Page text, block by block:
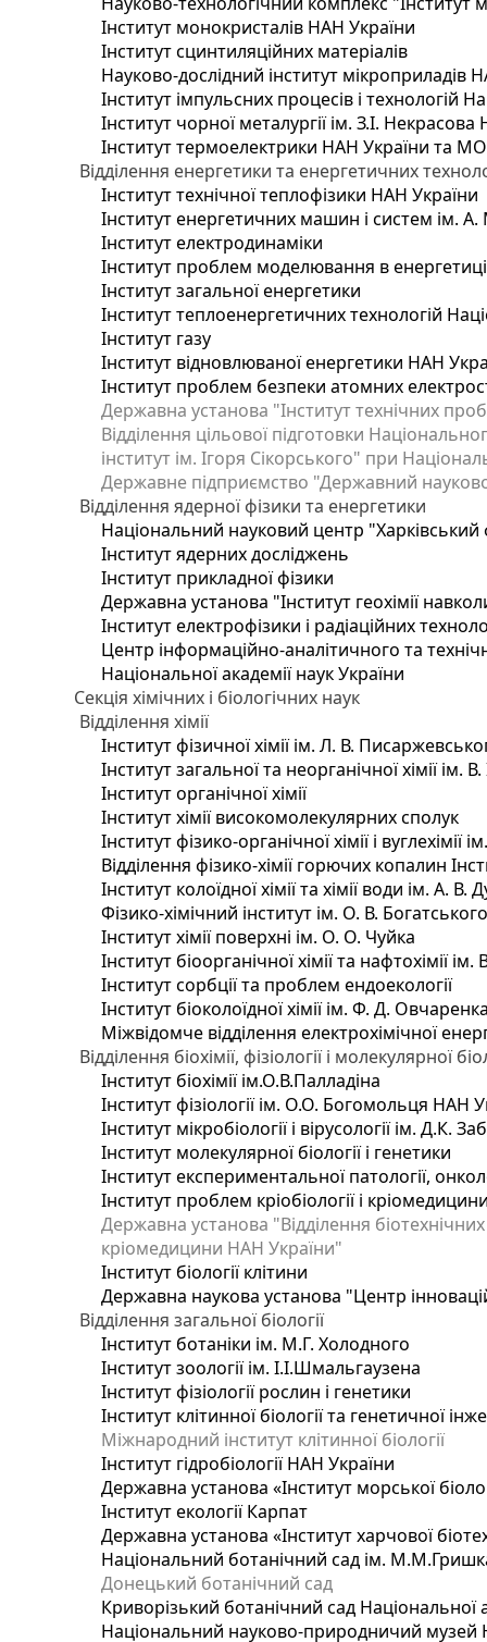
Інститут монокристалів НАН України
Інститут сцинтиляційних матеріалів
Науково-дослідний інститут мікроприладів
Інститут імпульсних процесів і технологій
Інститут чорної металургії ім. З.І.
Інститут термоелектрики НАН України та
Відділення енергетики та енергетичних
Інститут технічної теплофізики НАН України
Інститут енергетичних машин і систем ім.
Інститут електродинаміки
Інститут проблем моделювання в
Інститут загальної енергетики
Інститут теплоенергетичних технологій
Інститут газу
Інститут відновлюваної енергетики НАН
Інститут проблем безпеки атомних
Державна установа "Інститут технічних
Відділення цільової підготовки
інститут ім. Ігоря Сікорського" при
Державне підприємство "Державний
Відділення ядерної фізики та енергетики
Національний науковий центр "Харківський
Інститут ядерних досліджень
Інститут прикладної фізики
Державна установа "Інститут геохімії
Інститут електрофізики і радіаційних
Центр інформаційно-аналітичного та
Національної академії наук України
Секція хімічних і біологічних наук
Відділення хімії
Інститут фізичної хімії ім. Л. В.
Інститут загальної та неорганічної хімії ім.
Інститут органічної хімії
Інститут хімії високомолекулярних сполук
Інститут фізико-органічної хімії і
Відділення фізико-хімії горючих копалин
Інститут колоїдної хімії та хімії води ім. А.
Фізико-хімічний інститут ім. О. В.
Інститут хімії поверхні ім. О. О. Чуйка
Інститут біоорганічної хімії та нафтохімії
Інститут сорбції та проблем ендоекології
Інститут біоколоїдної хімії ім. Ф. Д.
Міжвідомче відділення електрохімічної
Відділення біохімії, фізіології і молекулярної
Інститут біохімії ім.О.В.Палладіна
Інститут фізіології ім. О.О. Богомольця НАН
Інститут мікробіології і вірусології ім. Д.К.
Інститут молекулярної біології і генетики
Інститут експериментальної патології,
Інститут проблем кріобіології і
Державна установа "Відділення
кріомедицини НАН України"
Інститут біології клітини
Державна наукова установа "Центр
Відділення загальної біології
Інститут ботаніки ім. М.Г. Холодного
Інститут зоології ім. І.І.Шмальгаузена
Інститут фізіології рослин і генетики
Інститут клітинної біології та генетичної
Міжнародний інститут клітинної біології
Інститут гідробіології НАН України
Державна установа «Інститут морської
Інститут екології Карпат
Державна установа «Інститут харчової
Національний ботанічний сад ім.
Донецький ботанічний сад
Криворізький ботанічний сад Національної
Національний науково-природничий музей